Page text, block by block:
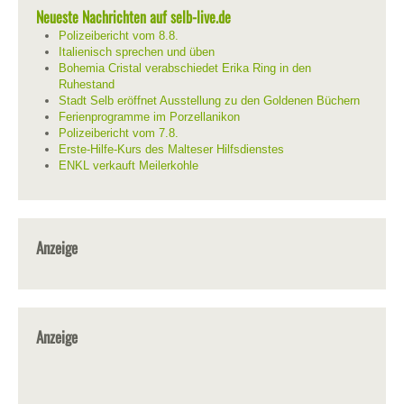
Neueste Nachrichten auf selb-live.de
Polizeibericht vom 8.8.
Italienisch sprechen und üben
Bohemia Cristal verabschiedet Erika Ring in den
Ruhestand
Stadt Selb eröffnet Ausstellung zu den Goldenen Büchern
Ferienprogramme im Porzellanikon
Polizeibericht vom 7.8.
Erste-Hilfe-Kurs des Malteser Hilfsdienstes
ENKL verkauft Meilerkohle
Anzeige
Anzeige